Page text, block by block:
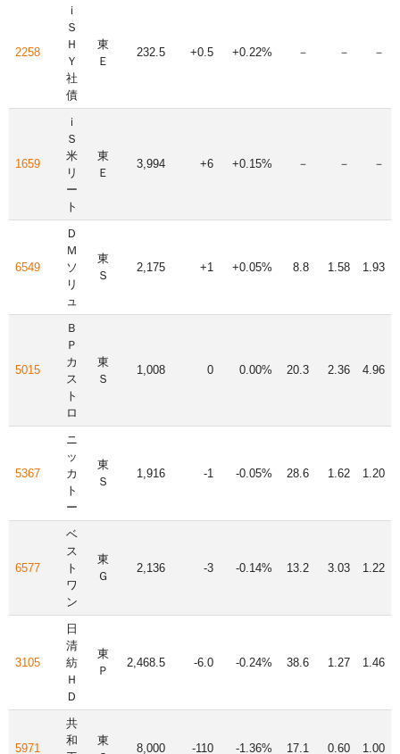
2258
ｉ
Ｓ
Ｈ
Ｙ
社
債
東
Ｅ
232.5 +0.5 +0.22% － － －
1659
ｉ
Ｓ
米
リ
ー
ト
東
Ｅ
3,994 +6 +0.15% － － －
6549
Ｄ
Ｍ
ソ
リ
ュ
東
Ｓ
2,175 +1 +0.05% 8.8 1.58 1.93
5015
Ｂ
Ｐ
カ
ス
ト
ロ
東
Ｓ
1,008 0 0.00% 20.3 2.36 4.96
5367
ニ
ッ
カ
ト
ー
東
Ｓ
1,916 -1 -0.05% 28.6 1.62 1.20
6577
ベ
ス
ト
ワ
ン
東
Ｇ
2,136 -3 -0.14% 13.2 3.03 1.22
3105
日
清
紡
Ｈ
Ｄ
東
Ｐ
2,468.5 -6.0 -0.24% 38.6 1.27 1.46
5971
共
和
東
8,000 -110 -1.36% 17.1 0.60 1.00